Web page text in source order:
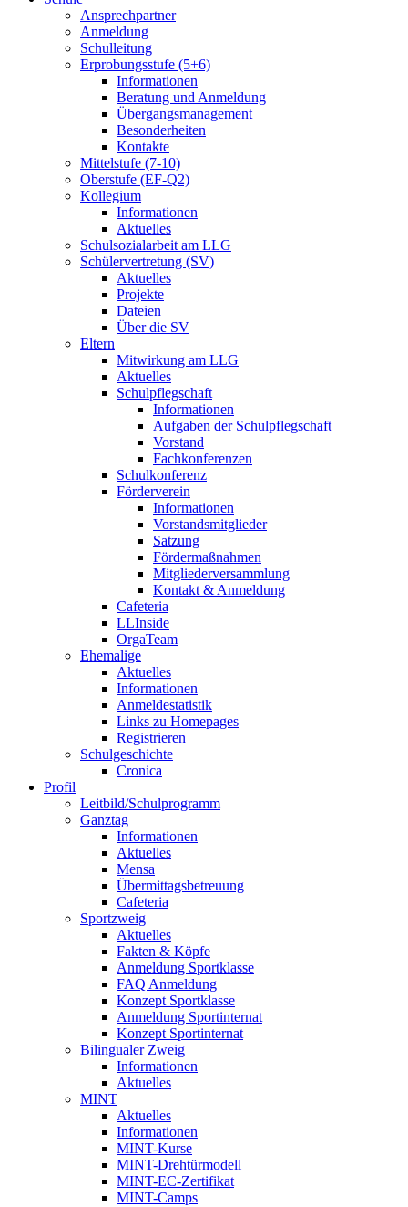
Ansprechpartner
Anmeldung
Schulleitung
Erprobungsstufe (5+6)
Informationen
Beratung und Anmeldung
Übergangsmanagement
Besonderheiten
Kontakte
Mittelstufe (7-10)
Oberstufe (EF-Q2)
Kollegium
Informationen
Aktuelles
Schulsozialarbeit am LLG
Schülervertretung (SV)
Aktuelles
Projekte
Dateien
Über die SV
Eltern
Mitwirkung am LLG
Aktuelles
Schulpflegschaft
Informationen
Aufgaben der Schulpflegschaft
Vorstand
Fachkonferenzen
Schulkonferenz
Förderverein
Informationen
Vorstandsmitglieder
Satzung
Fördermaßnahmen
Mitgliederversammlung
Kontakt & Anmeldung
Cafeteria
LLInside
OrgaTeam
Ehemalige
Aktuelles
Informationen
Anmeldestatistik
Links zu Homepages
Registrieren
Schulgeschichte
Cronica
Profil
Leitbild/Schulprogramm
Ganztag
Informationen
Aktuelles
Mensa
Übermittagsbetreuung
Cafeteria
Sportzweig
Aktuelles
Fakten & Köpfe
Anmeldung Sportklasse
FAQ Anmeldung
Konzept Sportklasse
Anmeldung Sportinternat
Konzept Sportinternat
Bilingualer Zweig
Informationen
Aktuelles
MINT
Aktuelles
Informationen
MINT-Kurse
MINT-Drehtürmodell
MINT-EC-Zertifikat
MINT-Camps